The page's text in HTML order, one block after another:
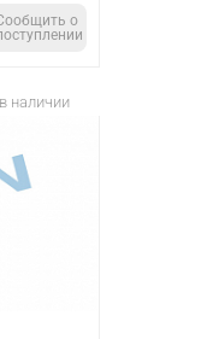
о
наличии